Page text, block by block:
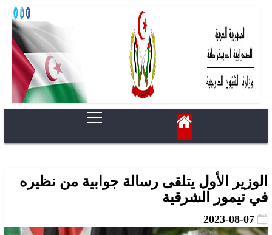
الوزير الأول يتلقى رسالة جوابية من نظيره
في تيمور الشرقية
2023-08-07